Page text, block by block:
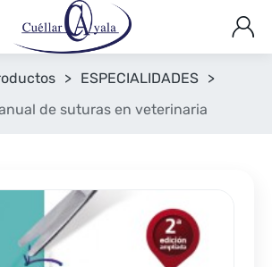
> ESPECIALIDADES >
de suturas en veterinaria